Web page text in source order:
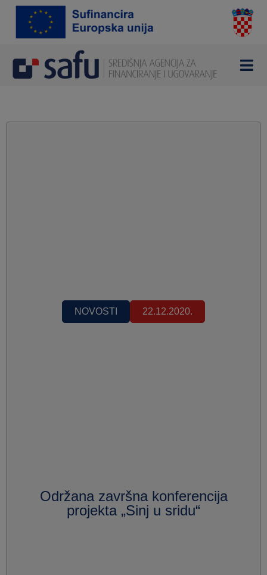
NOVOSTI 22.12.2020.
Održana završna konferencija
projekta „Sinj u sridu“